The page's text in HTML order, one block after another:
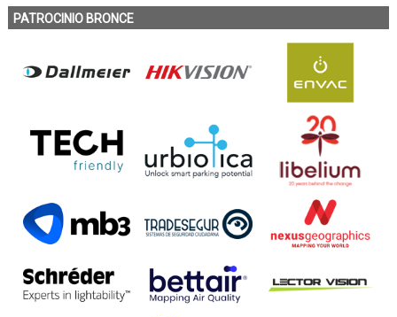
PATROCINIO BRONCE